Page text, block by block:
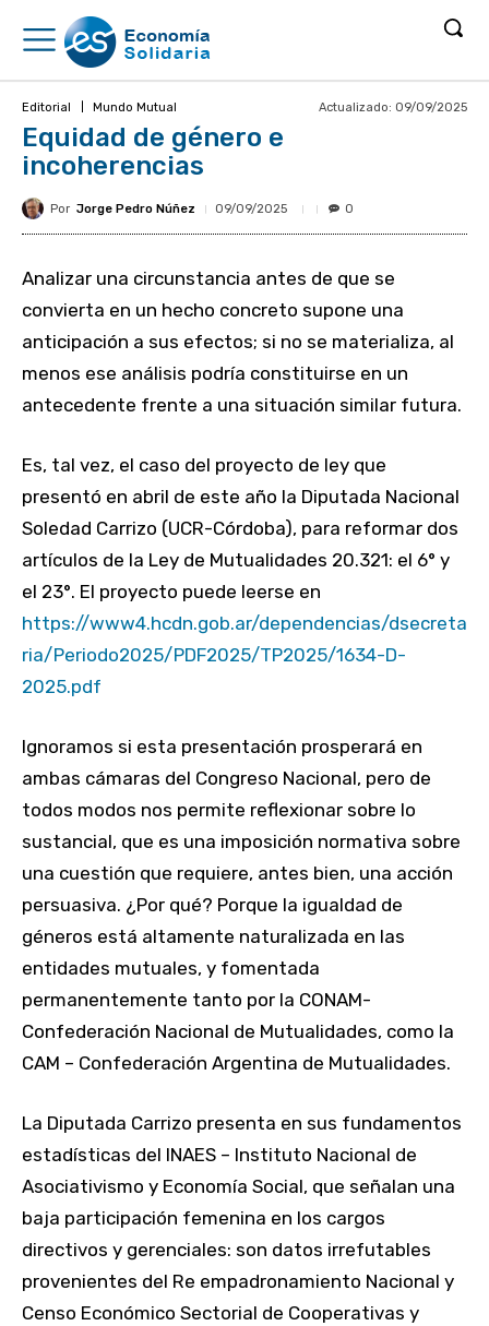
Editorial Mundo Mutual Actualizado: 09/09/2025
Equidad de género e
incoherencias
Por Jorge Pedro Núñez 09/09/2025 0
Analizar una circunstancia antes de que se
convierta en un hecho concreto supone una
anticipación a sus efectos; si no se materializa, al
menos ese análisis podría constituirse en un
antecedente frente a una situación similar futura.
Es, tal vez, el caso del proyecto de ley que
presentó en abril de este año la Diputada Nacional
Soledad Carrizo (UCR-Córdoba), para reformar dos
artículos de la Ley de Mutualidades 20.321: el 6° y
el 23°. El proyecto puede leerse en
https://www4.hcdn.gob.ar/dependencias/dsecreta
ria/Periodo2025/PDF2025/TP2025/1634-D-
2025.pdf
Ignoramos si esta presentación prosperará en
ambas cámaras del Congreso Nacional, pero de
todos modos nos permite reflexionar sobre lo
sustancial, que es una imposición normativa sobre
una cuestión que requiere, antes bien, una acción
persuasiva. ¿Por qué? Porque la igualdad de
géneros está altamente naturalizada en las
entidades mutuales, y fomentada
permanentemente tanto por la CONAM-
Confederación Nacional de Mutualidades, como la
CAM – Confederación Argentina de Mutualidades.
La Diputada Carrizo presenta en sus fundamentos
estadísticas del INAES – Instituto Nacional de
Asociativismo y Economía Social, que señalan una
baja participación femenina en los cargos
directivos y gerenciales: son datos irrefutables
provenientes del Re empadronamiento Nacional y
Censo Económico Sectorial de Cooperativas y